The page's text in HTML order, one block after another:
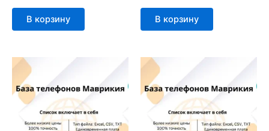
В корзину В корзину